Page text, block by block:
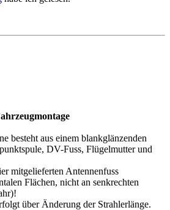
besteht aus einem blankglänzenden
DV-Fuss, Flügelmutter und
mitgelieferten Antennenfuss
Flächen, nicht an senkrechten
über Änderung der Strahlerlänge.